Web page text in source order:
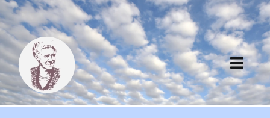
Skip
to
content
Algemeen